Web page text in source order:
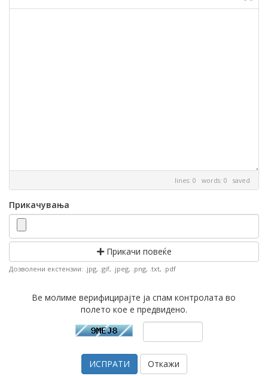
lines: 0 words: 0 saved
Прикачувања
Прикачи повеќе
Дозволени екстензии: .jpg, .gif, .jpeg, .png, .txt, .pdf
Ве молиме верифицирајте ја спам контролата во
полето кое е предвидено.
Откажи